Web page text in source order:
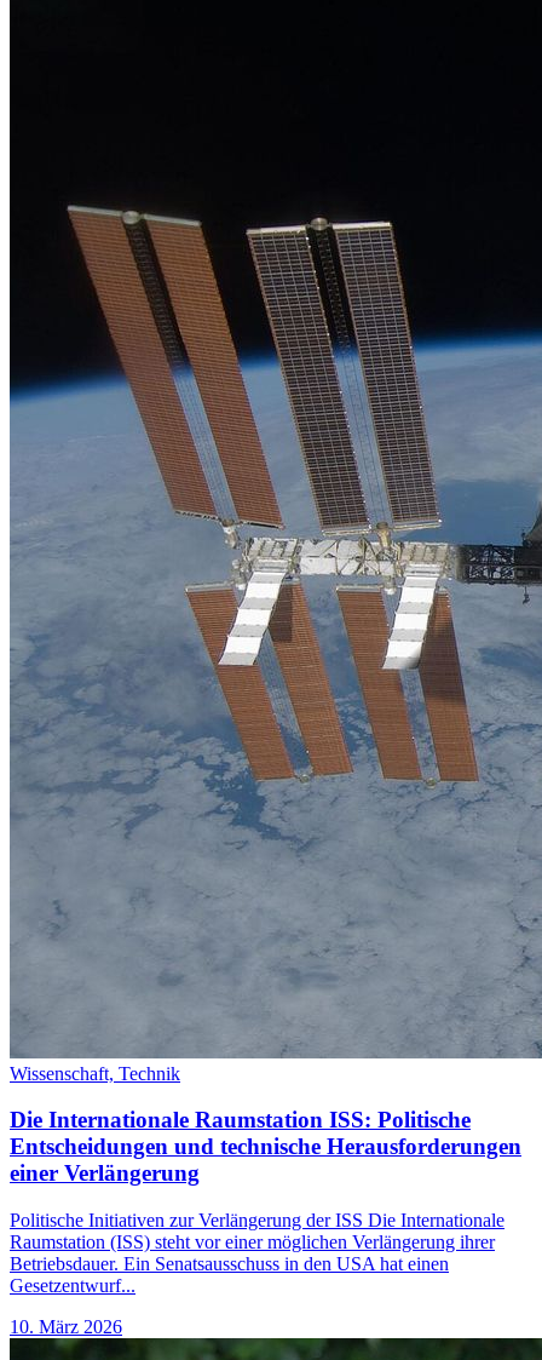
Wissenschaft, Technik
Die Internationale Raumstation ISS: Politische
Entscheidungen und technische Herausforderungen
einer Verlängerung
Politische Initiativen zur Verlängerung der ISS Die Internationale
Raumstation (ISS) steht vor einer möglichen Verlängerung ihrer
Betriebsdauer. Ein Senatsausschuss in den USA hat einen
Gesetzentwurf...
10. März 2026